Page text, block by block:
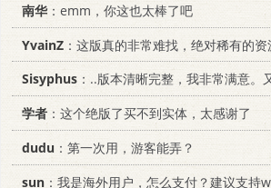
南华：emm，你这也太棒了吧
YvainZ ：这版真的非常难找，绝对稀有的资
Sisyphus ：..版本清晰完整，我非常满意。又及，
学者 ：这个绝版了买不到实体，太感谢了
dudu ：第一次用，游客能弄？
sun ：我是海外用户，怎么支付？建议支持